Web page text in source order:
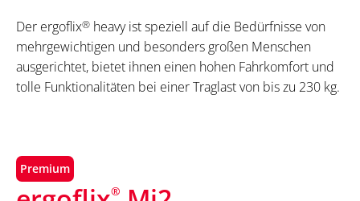
Der ergoflix® heavy ist speziell auf die Bedürfnisse von
mehrgewichtigen und besonders großen Menschen
ausgerichtet, bietet ihnen einen hohen Fahrkomfort und
tolle Funktionalitäten bei einer Traglast von bis zu 230 kg.
Premium
®